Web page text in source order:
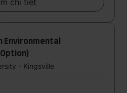
chi tiết
Environmental
- Kingsville